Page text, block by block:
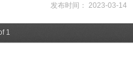
发布时间： 2023-03-14